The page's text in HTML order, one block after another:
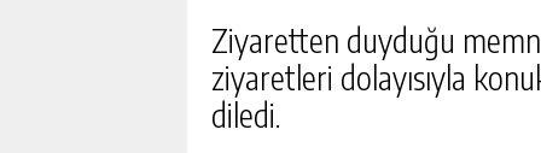
Ziyaretten duyduğu
ziyaretleri dolayısıyla
diledi.